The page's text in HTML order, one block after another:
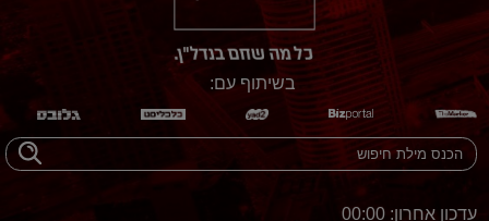
בשיתוף עם:
עדכון אחרון: 00:00